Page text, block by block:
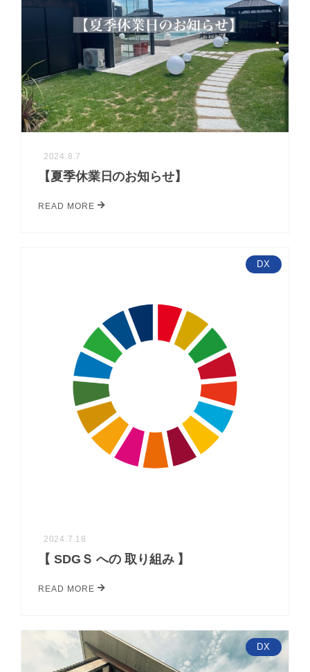
2024.8.7
【夏季休業日のお知らせ】
READ MORE
DX
2024.7.18
【 SDGＳ への 取り組み 】
READ MORE
DX